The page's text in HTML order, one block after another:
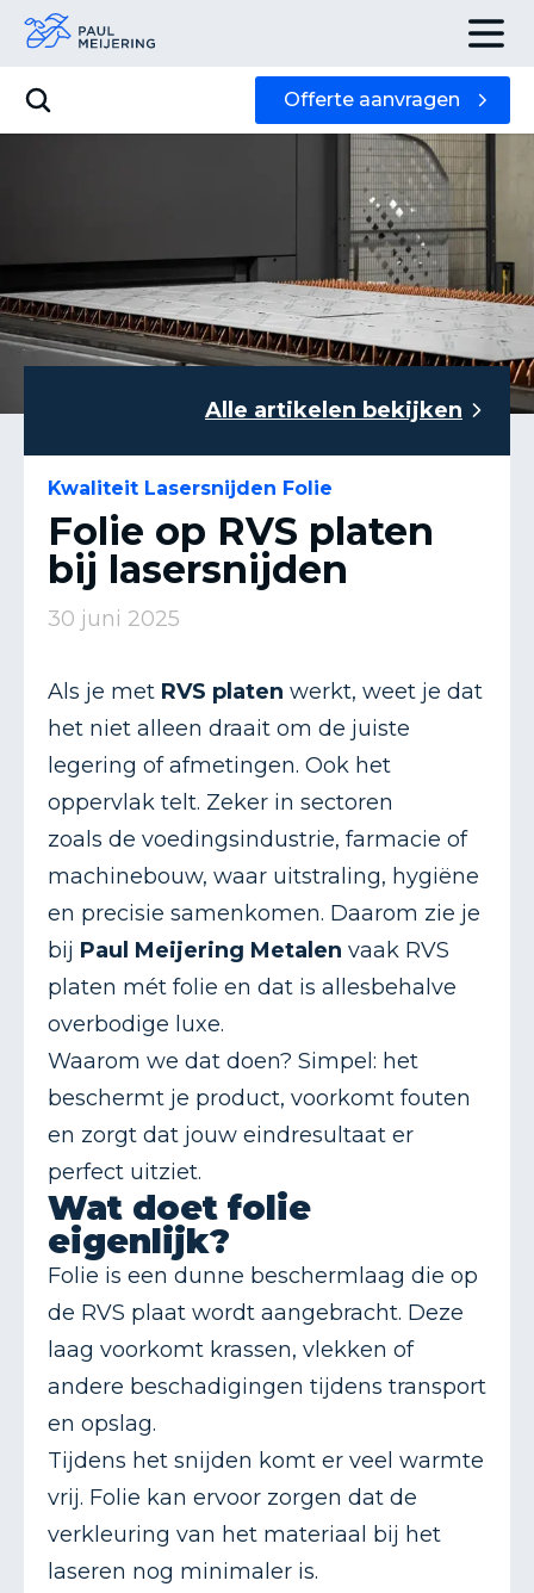
Offerte aanvragen
Alle artikelen bekijken
Kwaliteit Lasersnijden Folie
Folie op RVS platen
bij lasersnijden
30 juni 2025
Als je met RVS platen werkt, weet je dat
het niet alleen draait om de juiste
legering of afmetingen. Ook het
oppervlak telt. Zeker in sectoren
zoals de voedingsindustrie, farmacie of
machinebouw, waar uitstraling, hygiëne
en precisie samenkomen. Daarom zie je
bij Paul Meijering Metalen vaak RVS
platen mét folie en dat is allesbehalve
overbodige luxe.
Waarom we dat doen? Simpel: het
beschermt je product, voorkomt fouten
en zorgt dat jouw eindresultaat er
perfect uitziet.
Wat doet folie
eigenlijk?
Folie is een dunne beschermlaag die op
de RVS plaat wordt aangebracht. Deze
laag voorkomt krassen, vlekken of
andere beschadigingen tijdens transport
en opslag.
Tijdens het snijden komt er veel warmte
vrij. Folie kan ervoor zorgen dat de
verkleuring van het materiaal bij het
laseren nog minimaler is.